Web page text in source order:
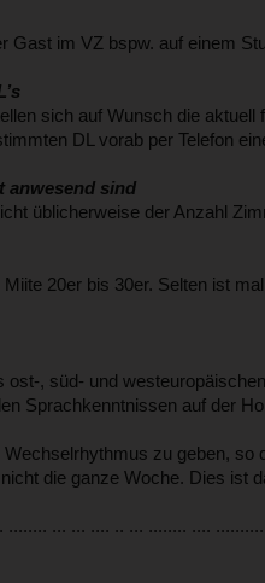
Gast im VZ bspw. auf einem
sich auf Wunsch die
DL vorab per Telefon
anwesend sind
üblicherweise der Anzahl
20er bis 30er. Selten ist
ost-, süd- und
Sprachkenntnissen auf der
zu geben,
die ganze Woche. Dies ist
........ ... ... .... .. ... ........ ....